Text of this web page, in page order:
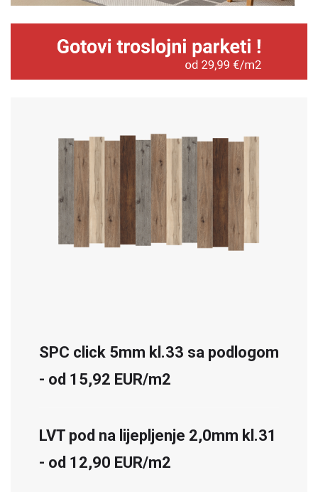
SPC click 5mm kl.33 sa podlogom
- od 15,92 EUR/m2
LVT pod na lijepljenje 2,0mm kl.31
- od 12,90 EUR/m2